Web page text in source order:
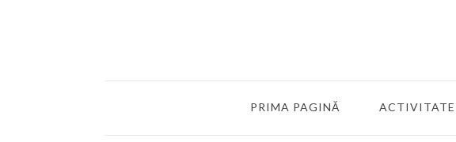
PRIMA PAGINĂ ACTIVITATE